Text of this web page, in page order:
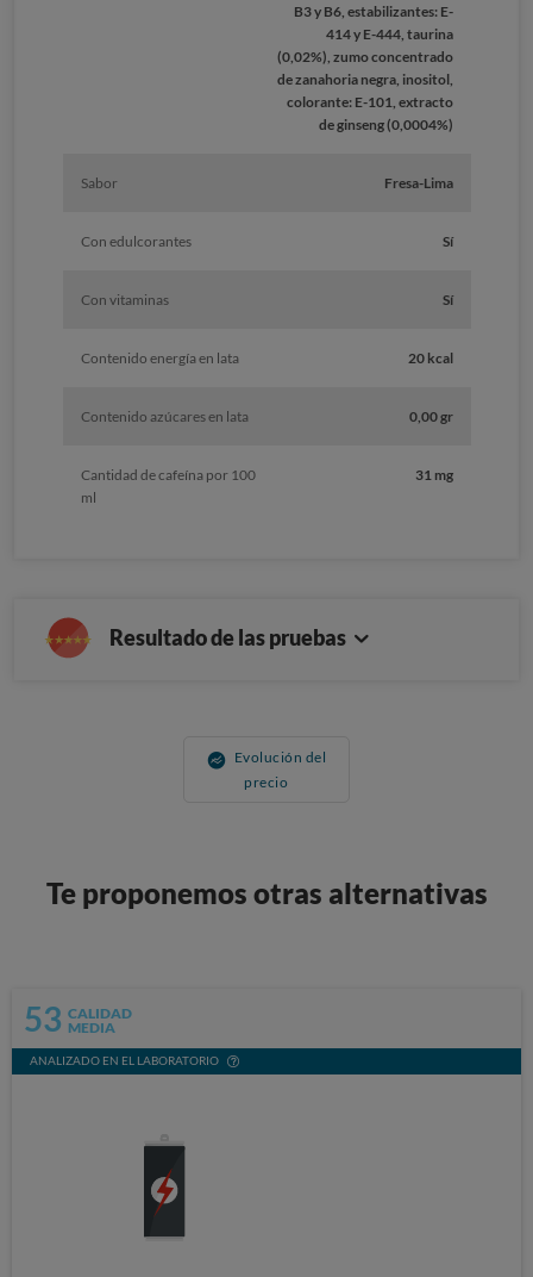
B3 y B6, estabilizantes: E-
414 y E-444, taurina
(0,02%), zumo concentrado
de zanahoria negra, inositol,
colorante: E-101, extracto
de ginseng (0,0004%)
Sabor Fresa-Lima
Con edulcorantes Sí
Con vitaminas Sí
Contenido energía en lata 20 kcal
Contenido azúcares en lata 0,00 gr
Cantidad de cafeína por 100
ml
31 mg
Resultado de las pruebas
Evolución del
precio
Te proponemos otras alternativas
53 CALIDAD
MEDIA
ANALIZADO EN EL LABORATORIO